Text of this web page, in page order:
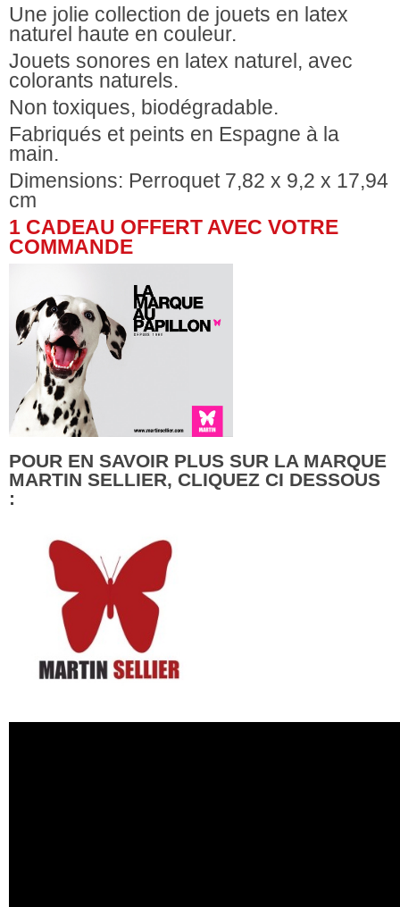
Une jolie collection de jouets en latex
naturel haute en couleur.
Jouets sonores en latex naturel, avec
colorants naturels.
Non toxiques, biodégradable.
Fabriqués et peints en Espagne à la
main.
Dimensions: Perroquet 7,82 x 9,2 x 17,94
cm
1 CADEAU OFFERT AVEC VOTRE
COMMANDE
POUR EN SAVOIR PLUS SUR LA MARQUE
MARTIN SELLIER, CLIQUEZ CI DESSOUS
: